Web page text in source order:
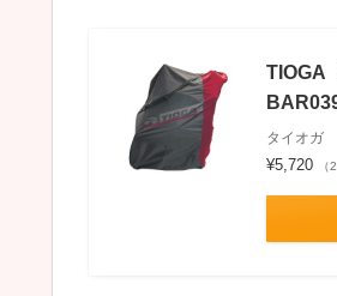
TIOGA
タイオガ
¥5,720